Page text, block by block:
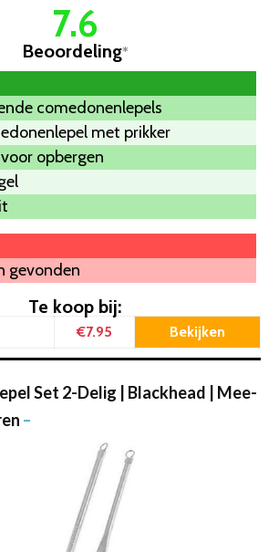
7.6
Beoordeling*
comedonenlepels
met prikker
opbergen
gevonden
Te koop bij:
€7.95 Bekijken
Set 2-Delig | Blackhead | Mee-
–